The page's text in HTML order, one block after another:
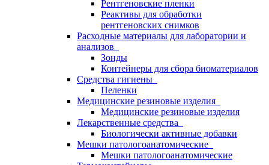
Рентгеновские пленки
Реактивы для обработки
рентгеновских снимков
Расходные материалы для лаборатории и
анализов
Зонды
Контейнеры для сбора биоматериалов
Средства гигиены
Пеленки
Медицинские резиновые изделия
Медицинские резиновые изделия
Лекарственные средства
Биологически активные добавки
Мешки патологоанатомические
Мешки патологоанатомические